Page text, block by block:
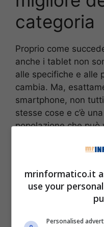
categoria
Proprio come
anche i tablet non
alle specifiche e alle
cambia. Ma,
smartphone, non
stesse cose e c’è
popolazione che può
invece potrebbero
mrinformatico.it
use your
Personalised